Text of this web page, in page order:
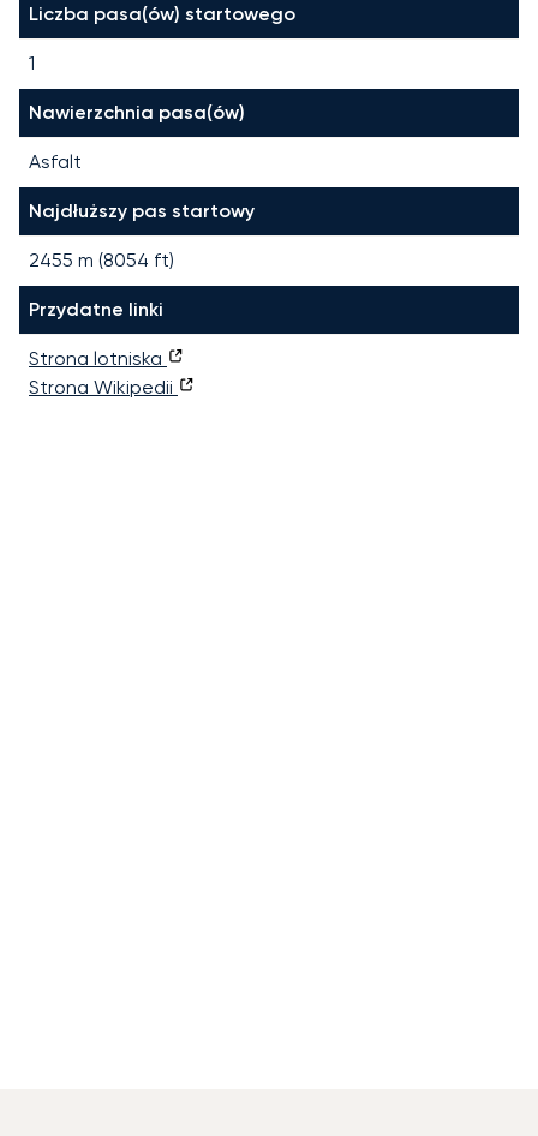
Liczba pasa(ów) startowego
1
Nawierzchnia pasa(ów)
Asfalt
Najdłuższy pas startowy
2455 m (8054 ft)
Przydatne linki
Strona lotniska
Strona Wikipedii